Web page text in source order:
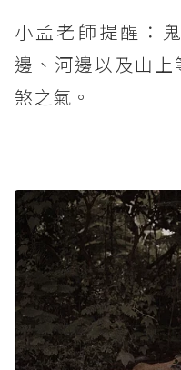
小孟老師提醒：
邊、河邊以及山
煞之氣。